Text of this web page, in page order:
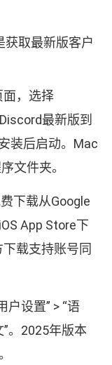
获取最新版客户
，选择
最新版到
装后启动。Mac
文件夹。
下载从Google
App Store下
载支持账号同
户设置” > “语
”。2025年版本